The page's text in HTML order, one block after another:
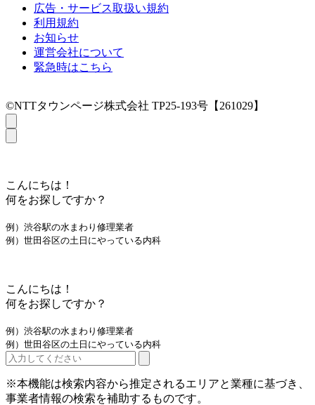
広告・サービス取扱い規約
利用規約
お知らせ
運営会社について
緊急時はこちら
©NTTタウンページ株式会社 TP25-193号【261029】
こんにちは！
何をお探しですか？
例）渋谷駅の水まわり修理業者
例）世田谷区の土日にやっている内科
こんにちは！
何をお探しですか？
例）渋谷駅の水まわり修理業者
例）世田谷区の土日にやっている内科
※本機能は検索内容から推定されるエリアと業種に基づき、
事業者情報の検索を補助するものです。